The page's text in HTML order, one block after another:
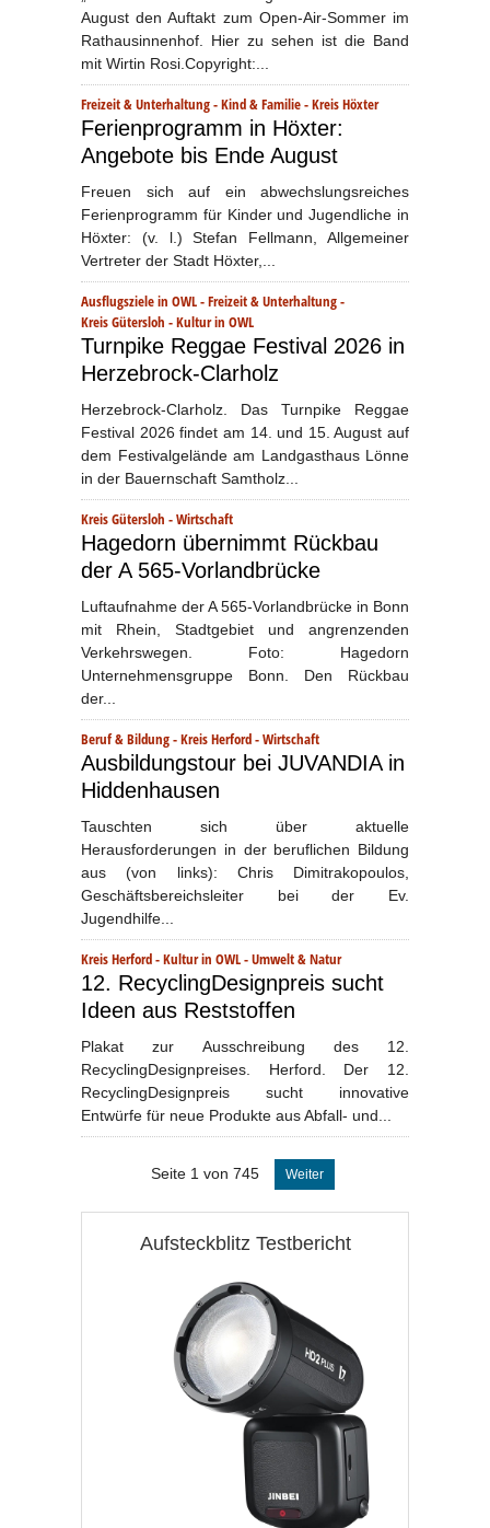
August den Auftakt zum Open-Air-Sommer im
Rathausinnenhof. Hier zu sehen ist die Band
mit Wirtin Rosi.Copyright:...
Freizeit & Unterhaltung-Kind & Familie-Kreis Höxter
Ferienprogramm in Höxter:
Angebote bis Ende August
Freuen sich auf ein abwechslungsreiches
Ferienprogramm für Kinder und Jugendliche in
Höxter: (v. l.) Stefan Fellmann, Allgemeiner
Vertreter der Stadt Höxter,...
Ausflugsziele in OWL-Freizeit & Unterhaltung-
Kreis Gütersloh -Kultur in OWL
Turnpike Reggae Festival 2026 in
Herzebrock-Clarholz
Herzebrock-Clarholz. Das Turnpike Reggae
Festival 2026 findet am 14. und 15. August auf
dem Festivalgelände am Landgasthaus Lönne
in der Bauernschaft Samtholz...
Kreis Gütersloh -Wirtschaft
Hagedorn übernimmt Rückbau
der A 565-Vorlandbrücke
Luftaufnahme der A 565-Vorlandbrücke in Bonn
mit Rhein, Stadtgebiet und angrenzenden
Verkehrswegen. Foto: Hagedorn
Unternehmensgruppe Bonn. Den Rückbau
der...
Beruf & Bildung-Kreis Herford-Wirtschaft
Ausbildungstour bei JUVANDIA in
Hiddenhausen
Tauschten sich über aktuelle
Herausforderungen in der beruflichen Bildung
aus (von links): Chris Dimitrakopoulos,
Geschäftsbereichsleiter bei der Ev.
Jugendhilfe...
Kreis Herford-Kultur in OWL-Umwelt & Natur
12. RecyclingDesignpreis sucht
Ideen aus Reststoffen
Plakat zur Ausschreibung des 12.
RecyclingDesignpreises. Herford. Der 12.
RecyclingDesignpreis sucht innovative
Entwürfe für neue Produkte aus Abfall- und...
Seite 1 von 745 Weiter
Aufsteckblitz Testbericht